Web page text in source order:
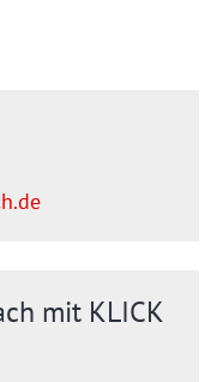
mit KLICK